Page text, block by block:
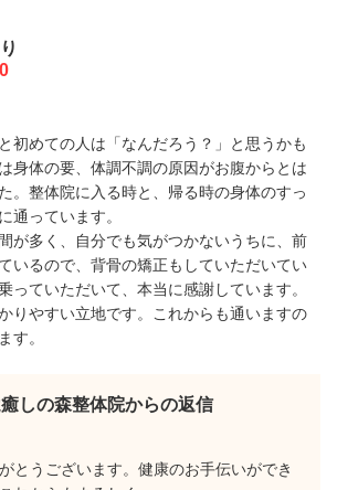
初めての人は「なんだろう？」と思うかも
身体の要、体調不調の原因がお腹からとは
。整体院に入る時と、帰る時の身体のすっ
通っています。
が多く、自分でも気がつかないうちに、前
いるので、背骨の矯正もしていただいてい
っていただいて、本当に感謝しています。
りやすい立地です。これからも通いますの
す。
癒しの森整体院からの返信
とうございます。健康のお手伝いができ